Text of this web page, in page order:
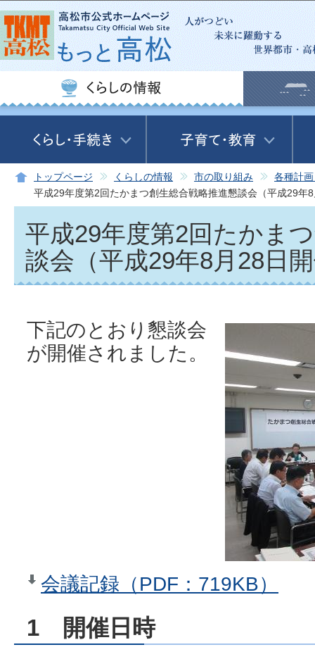
この
トップページ くらしの情報 市の取り組み
各種計
平成29年度第2回たかまつ創生総合戦略推進懇談会（平成29年
平成29年度第2回たかま
談会（平成29年8月28日
下記のとおり懇談会
が開催されました。
会議記録（PDF：719KB）
1 開催日時